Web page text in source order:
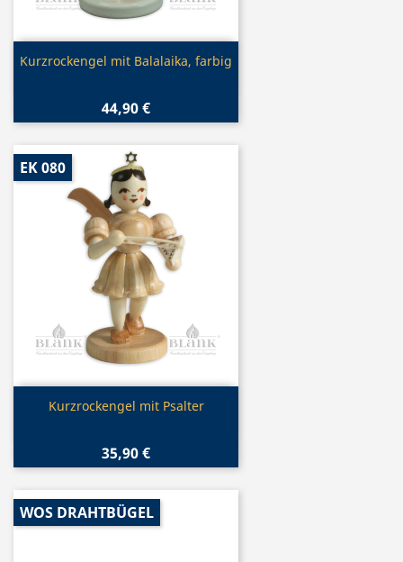
Vorschau
Kurzrockengel mit Balalaika, farbig
44,90 €
Vorschau
Kurzrockengel mit Psalter
35,90 €
EK 080
WOS DRAHTBÜGEL